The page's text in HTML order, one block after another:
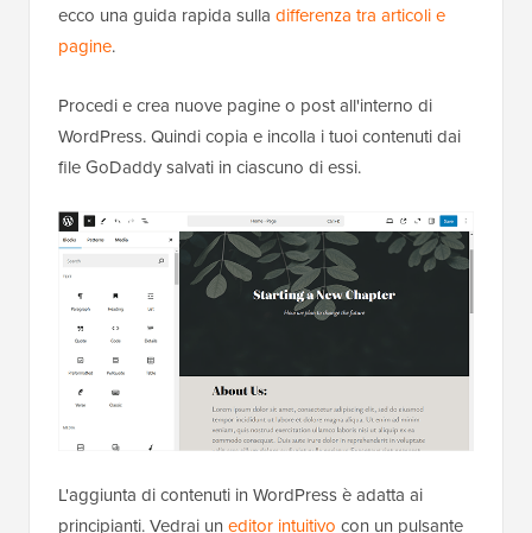
ecco una guida rapida sulla differenza tra articoli e
pagine.
Procedi e crea nuove pagine o post all'interno di
WordPress. Quindi copia e incolla i tuoi contenuti dai
file GoDaddy salvati in ciascuno di essi.
L'aggiunta di contenuti in WordPress è adatta ai
principianti. Vedrai un editor intuitivo con un pulsante